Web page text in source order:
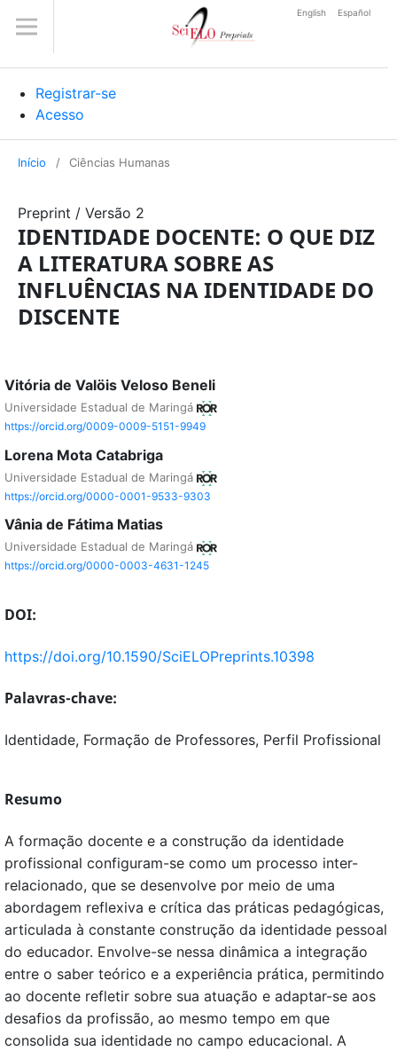
Registrar-se
Acesso
English Español
Início / Ciências Humanas
Preprint / Versão 2
IDENTIDADE DOCENTE: O QUE DIZ
A LITERATURA SOBRE AS
INFLUÊNCIAS NA IDENTIDADE DO
DISCENTE
Vitória de Valöis Veloso Beneli
Universidade Estadual de Maringá
https://orcid.org/0009-0009-5151-9949
Lorena Mota Catabriga
Universidade Estadual de Maringá
https://orcid.org/0000-0001-9533-9303
Vânia de Fátima Matias
Universidade Estadual de Maringá
https://orcid.org/0000-0003-4631-1245
DOI:
https://doi.org/10.1590/SciELOPreprints.10398
Palavras-chave:
Identidade, Formação de Professores, Perfil Profissional
Resumo
A formação docente e a construção da identidade
profissional configuram-se como um processo inter-
relacionado, que se desenvolve por meio de uma
abordagem reflexiva e crítica das práticas pedagógicas,
articulada à constante construção da identidade pessoal
do educador. Envolve-se nessa dinâmica a integração
entre o saber teórico e a experiência prática, permitindo
ao docente refletir sobre sua atuação e adaptar-se aos
desafios da profissão, ao mesmo tempo em que
consolida sua identidade no campo educacional. A